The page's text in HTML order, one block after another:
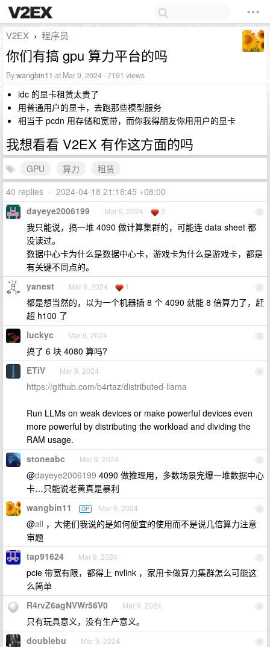
V2EX › 程序员
你们有搞 gpu 算力平台的吗
Bywangbin11 at Mar 9, 2024 · 7191 views
idc 的显卡租赁太贵了
用普通用户的显卡，去跑那些模型服务
相当于 pcdn 用存储和宽带，而你我得朋友你用用户的显卡
我想看看 V2EX 有作这方面的吗
GPU 算力
租赁
40 replies • 2024-04-18 21:18:45 +08:00
1
dayeye2006199 Mar 9, 2024 2
我只能说，搞一堆 4090 做计算集群的，可能连 data sheet 都
没读过。
数据中心卡为什么是数据中心卡，游戏卡为什么是游戏卡，都是
有关键不同点的。
2
yanest Mar 9, 2024 1
都是想当然的，以为一个机器插 8 个 4090 就能 8 倍算力了，赶
超 h100 了
3
luckyc Mar 9, 2024
搞了 6 块 4080 算吗?
4
ETiV Mar 9, 2024
https://github.com/b4rtaz/distributed-llama
Run LLMs on weak devices or make powerful devices even
more powerful by distributing the workload and dividing the
RAM usage.
5
stoneabc Mar 9, 2024
@dayeye2006199 4090 做推理用，多数场景完爆一堆数据中心
卡…只能说老黄真是暴利
6
wangbin11 OP Mar 9, 2024
@all ，大佬们我说的是如何便宜的使用而不是说几倍算力注意
审题
7
tap91624 Mar 9, 2024
pcie 带宽有限，都得上 nvlink ，家用卡做算力集群怎么可能这
么简单
8
R4rvZ6agNVWr56V0 Mar 9, 2024
只有玩具意义，没有生产意义。
9
doublebu Mar 9, 2024